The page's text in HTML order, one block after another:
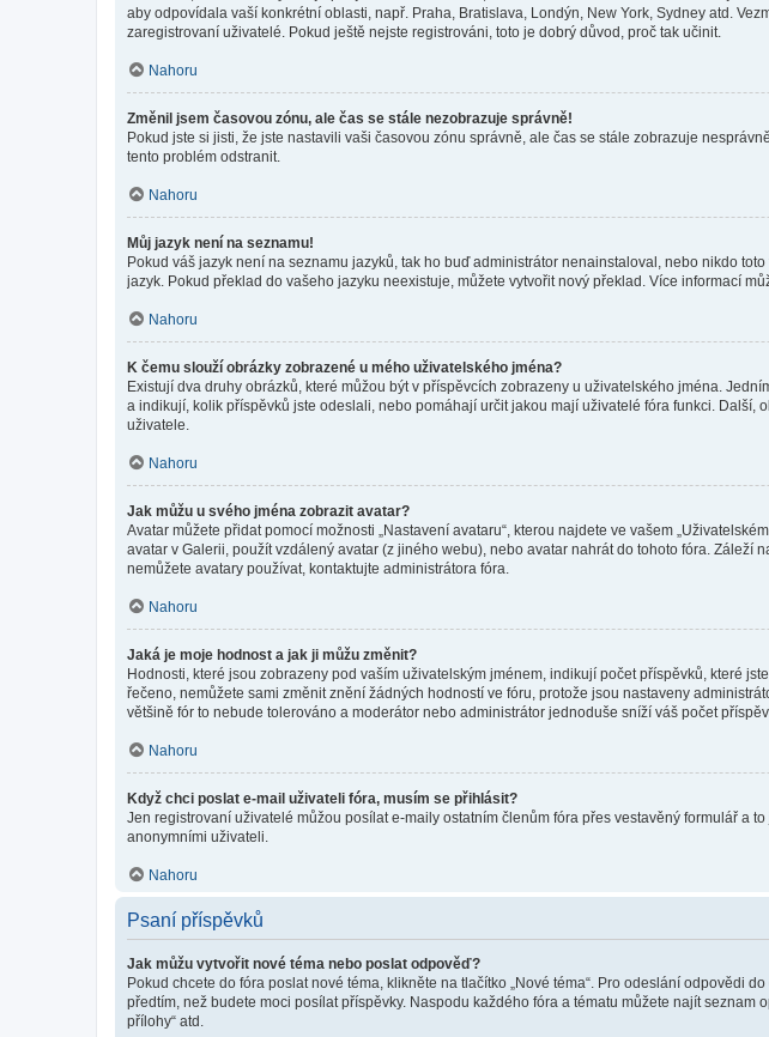
aby odpovídala vaší konkrétní oblasti, např. Praha, Bratislava, Londýn, New York, Sydney atd.
zaregistrovaní uživatelé. Pokud ještě nejste registrováni, toto je dobrý důvod, proč tak učinit.
Nahoru
Změnil jsem časovou zónu, ale čas se stále nezobrazuje správně!
Pokud jste si jisti, že jste nastavili vaši časovou zónu správně, ale čas se stále zobrazuje
tento problém odstranit.
Nahoru
Můj jazyk není na seznamu!
Pokud váš jazyk není na seznamu jazyků, tak ho buď administrátor nenainstaloval, nebo nikdo
jazyk. Pokud překlad do vašeho jazyku neexistuje, můžete vytvořit nový překlad. Více informací
Nahoru
K čemu slouží obrázky zobrazené u mého uživatelského jména?
Existují dva druhy obrázků, které můžou být v příspěvcích zobrazeny u uživatelského jména.
a indikují, kolik příspěvků jste odeslali, nebo pomáhají určit jakou mají uživatelé fóra funkci.
uživatele.
Nahoru
Jak můžu u svého jména zobrazit avatar?
Avatar můžete přidat pomocí možnosti „Nastavení avataru“, kterou najdete ve vašem
avatar v Galerii, použít vzdálený avatar (z jiného webu), nebo avatar nahrát do tohoto fóra.
nemůžete avatary používat, kontaktujte administrátora fóra.
Nahoru
Jaká je moje hodnost a jak ji můžu změnit?
Hodnosti, které jsou zobrazeny pod vaším uživatelským jménem, indikují počet příspěvků, které
řečeno, nemůžete sami změnit znění žádných hodností ve fóru, protože jsou nastaveny
většině fór to nebude tolerováno a moderátor nebo administrátor jednoduše sníží váš počet
Nahoru
Když chci poslat e-mail uživateli fóra, musím se přihlásit?
Jen registrovaní uživatelé můžou posílat e-maily ostatním členům fóra přes vestavěný formulář a
anonymními uživateli.
Nahoru
Psaní příspěvků
Jak můžu vytvořit nové téma nebo poslat odpověď?
Pokud chcete do fóra poslat nové téma, klikněte na tlačítko „Nové téma“. Pro odeslání odpovědi
předtím, než budete moci posílat příspěvky. Naspodu každého fóra a tématu můžete najít seznam
přílohy“ atd.